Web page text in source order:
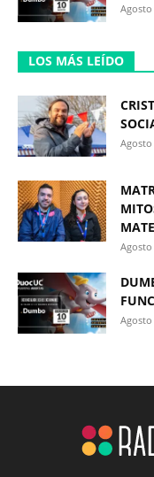
Agosto
LOS MÁS LEÍDO
Agosto
Agosto
Agosto